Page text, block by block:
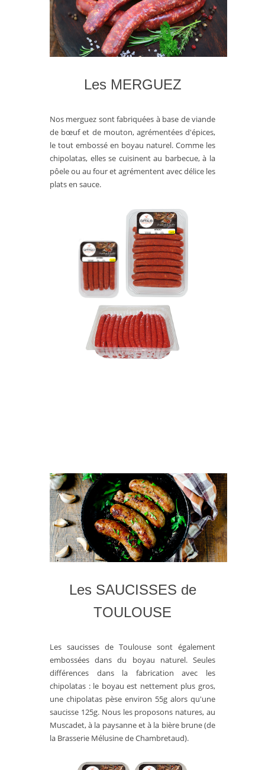
Les MERGUEZ
Nos merguez sont fabriquées à base de viande
de bœuf et de mouton, agrémentées d'épices,
le tout embossé en boyau naturel. Comme les
chipolatas, elles se cuisinent au barbecue, à la
pôele ou au four et agrémentent avec délice les
plats en sauce.
Les SAUCISSES de
TOULOUSE
Les saucisses de Toulouse sont également
embossées dans du boyau naturel. Seules
différences dans la fabrication avec les
chipolatas : le boyau est nettement plus gros,
une chipolatas pèse environ 55g alors qu'une
saucisse 125g. Nous les proposons natures, au
Muscadet, à la paysanne et à la bière brune (de
la Brasserie Mélusine de Chambretaud).